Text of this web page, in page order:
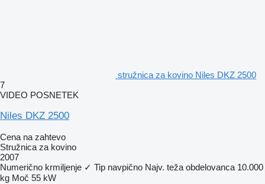
stružnica za kovino Niles DKZ 2500
7
VIDEO POSNETEK
Niles DKZ 2500
Cena na zahtevo
Stružnica za kovino
2007
Numerično krmiljenje ✓ Tip navpično Najv. teža obdelovanca 10.000
kg Moč 55 kW